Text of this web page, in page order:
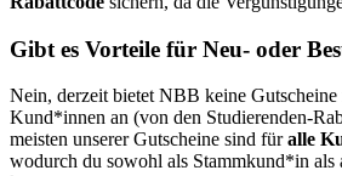
Gibt es Vorteile für Neu- oder
Nein, derzeit bietet NBB keine Gutscheine
Kund*innen an (von den Studierenden-
meisten unserer Gutscheine sind füralle
wodurch du sowohl als Stammkund*in als